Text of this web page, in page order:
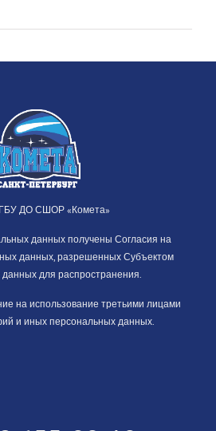
ДО СШОР «Комета»
данных получены Согласия на
данных, разрешенных Субъектом
для распространения.
на использование третьими лицами
и иных персональных данных.